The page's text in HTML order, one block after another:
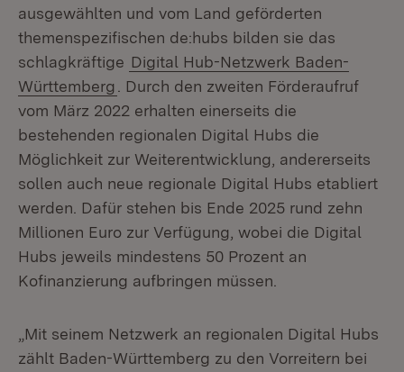
ausgewählten und vom Land geförderten
themenspezifischen de:hubs bilden sie das
schlagkräftige Digital Hub-Netzwerk Baden-
Württemberg
. Durch den zweiten Förderaufruf
vom März 2022 erhalten einerseits die
bestehenden regionalen Digital Hubs die
Möglichkeit zur Weiterentwicklung, andererseits
sollen auch neue regionale Digital Hubs etabliert
werden. Dafür stehen bis Ende 2025 rund zehn
Millionen Euro zur Verfügung, wobei die Digital
Hubs jeweils mindestens 50 Prozent an
Kofinanzierung aufbringen müssen.
„Mit seinem Netzwerk an regionalen Digital Hubs
zählt Baden-Württemberg zu den Vorreitern bei